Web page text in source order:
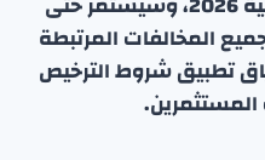
المخالفات المرتبطة
تطبيق شروط الترخيص